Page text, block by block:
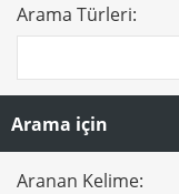
Arama Türleri:
Arama için
Aranan Kelime: